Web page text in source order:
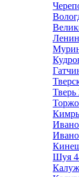
Тверь
Шуя